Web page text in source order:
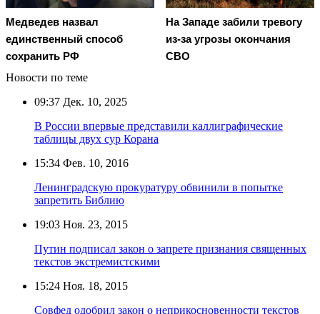
Медведев назвал
единственный способ
сохранить РФ
На Западе забили тревогу
из-за угрозы окончания
СВО
Новости по теме
09:37 Дек. 10, 2025
В России впервые представили каллиграфические
таблицы двух сур Корана
15:34 Фев. 10, 2016
Ленинградскую прокуратуру обвинили в попытке
запретить Библию
19:03 Ноя. 23, 2015
Путин подписал закон о запрете признания священных
текстов экстремистскими
15:24 Ноя. 18, 2015
Совфед одобрил закон о неприкосновенности текстов